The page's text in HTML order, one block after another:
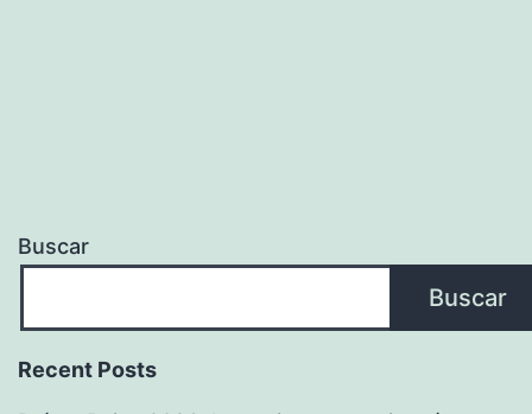
Buscar
Buscar
Recent Posts